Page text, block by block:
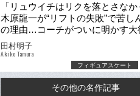
「リュウイチはリクを落とさなか
木原龍一が“リフトの失敗”で苦し
の理由…コーチがついに明かす大
ラ側「リクに感銘を受けた」《五
の単独インタビュー》
田村明子
Akiko Tamura
フィギュアスケート
その他の名作記事